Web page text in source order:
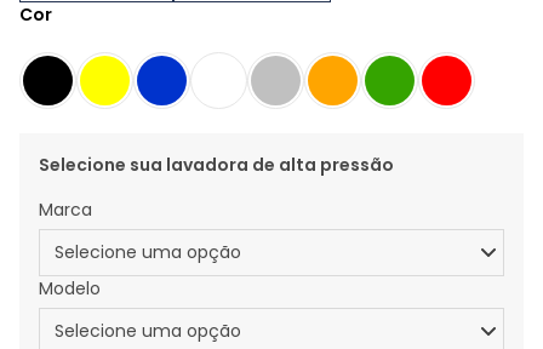
Cor
Selecione sua lavadora de alta pressão
Marca
Modelo